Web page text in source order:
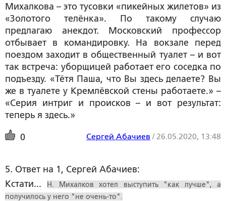
Михалкова – это тусовки «пикейных жилетов» из
«Золотого телёнка». По такому случаю
предлагаю анекдот. Московский профессор
отбывает в командировку. На вокзале перед
поездом заходит в общественный туалет – и вот
так встреча: уборщицей работает его соседка по
подъезду. «Тётя Паша, что Вы здесь делаете? Вы
же в туалете у Кремлёвской стены работаете.» –
«Серия интриг и происков – и вот результат:
теперь я здесь.»
0 Сергей Абачиев / 26.05.2020, 13:48
5. Ответ на 1, Сергей Абачиев:
Кстати...Н. Михалков хотел выступить "как лучше", а
получилось у него "не очень-то".